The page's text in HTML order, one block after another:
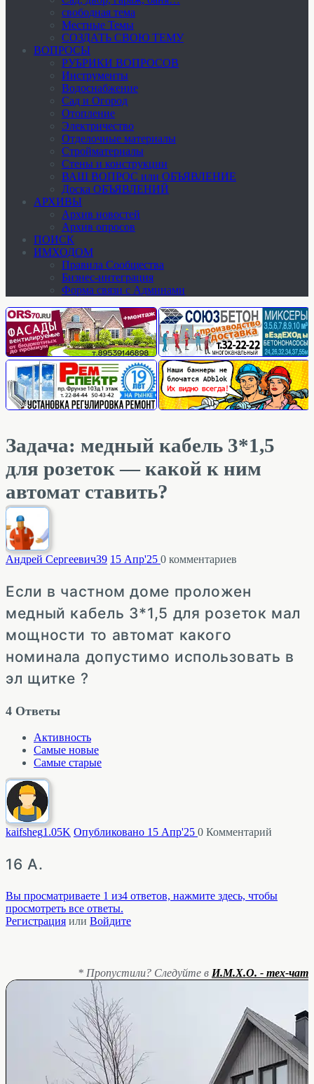
свободная тема
Местные Темы
СОЗДАТЬ СВОЮ ТЕМУ
ВОПРОСЫ
РУБРИКИ ВОПРОСОВ
Инструменты
Водоснабжение
Сад и Огород
Отопление
Электричество
Отделочные материалы
Стройматериалы
Стены и конструкции
ВАШ ВОПРОС или ОБЪЯВЛЕНИЕ
Доска ОБЪЯВЛЕНИЙ
АРХИВЫ
Архив новостей
Архив опросов
ПОИСК
ИМХОДОМ
Правила Сообщества
Бизнес-интеграция
Форма связи с Админами
Задача: медный кабель 3*1,5
для розеток — какой к ним
автомат ставить?
Андрей Сергеевич39 15 Апр'25 0 комментариев
Если в частном доме проложен
медный кабель 3*1,5 для розеток мал
мощности то автомат какого
номинала допустимо использовать в
эл щитке ?
4 Ответы
Активность
Самые новые
Самые старые
kaifsheg1.05K Опубликовано 15 Апр'25 0 Комментарий
16 А.
Вы просматриваете 1 из4 ответов, нажмите здесь, чтобы
просмотреть все ответы.
Регистрация или Войдите
* Пропустили? Следуйте в И.М.Х.О. - тех-чат